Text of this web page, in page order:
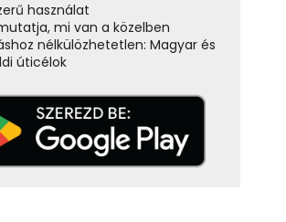
használat
mi van a közelben
nélkülözhetetlen: Magyar és
úticélok